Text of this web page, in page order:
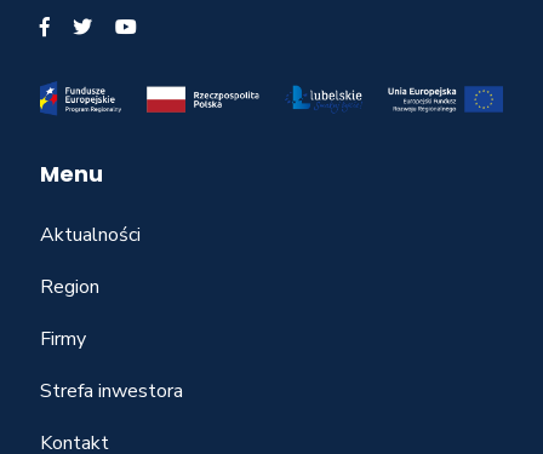
Menu
Aktualności
Region
Firmy
Strefa inwestora
Kontakt